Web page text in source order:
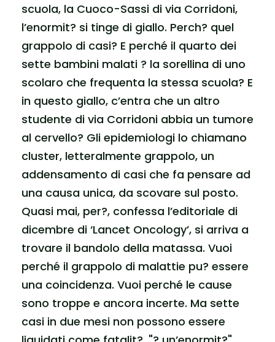
scuola, la Cuoco-Sassi di via Corridoni,
l’enormit? si tinge di giallo. Perch? quel
grappolo di casi? E perché il quarto dei
sette bambini malati ? la sorellina di uno
scolaro che frequenta la stessa scuola? E
in questo giallo, c’entra che un altro
studente di via Corridoni abbia un tumore
al cervello? Gli epidemiologi lo chiamano
cluster, letteralmente grappolo, un
addensamento di casi che fa pensare ad
una causa unica, da scovare sul posto.
Quasi mai, per?, confessa l’editoriale di
dicembre di ‘Lancet Oncology’, si arriva a
trovare il bandolo della matassa. Vuoi
perché il grappolo di malattie pu? essere
una coincidenza. Vuoi perché le cause
sono troppe e ancora incerte. Ma sette
casi in due mesi non possono essere